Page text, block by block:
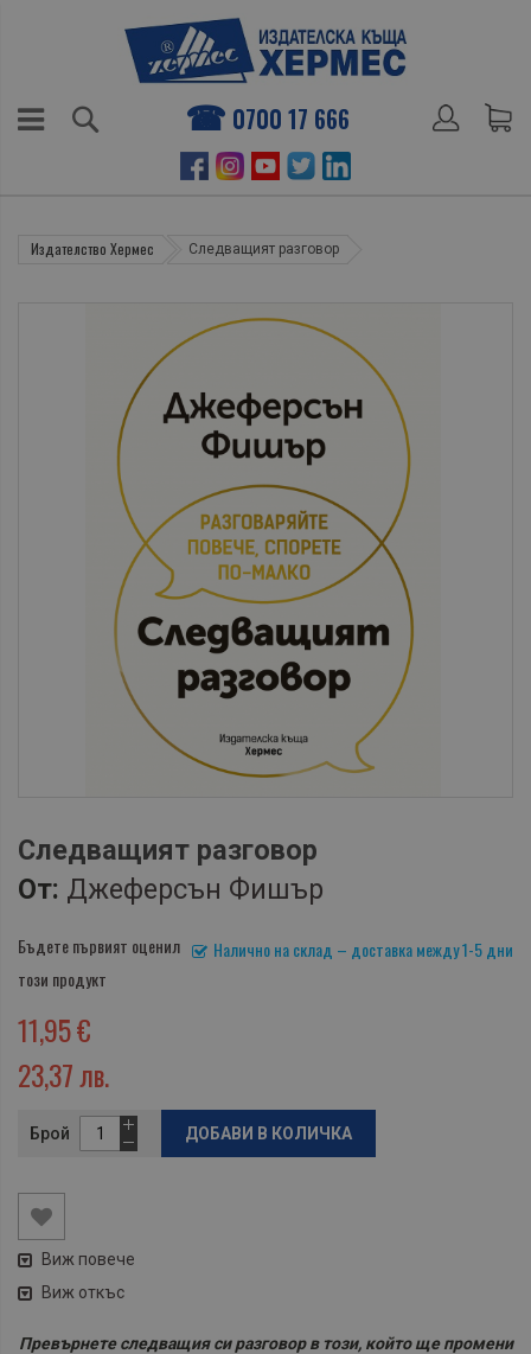
0700 17 666
Издателство Хермес Следващият разговор
Следващият разговор
От: Джеферсън Фишър
Налично на склад – доставка между 1-5 дни
Бъдете първият оценил
този продукт
11,95 €
23,37 лв.
Брой ДОБАВИ В КОЛИЧКА
Виж повече
Виж откъс
Превърнете следващия си разговор в този, който ще промени